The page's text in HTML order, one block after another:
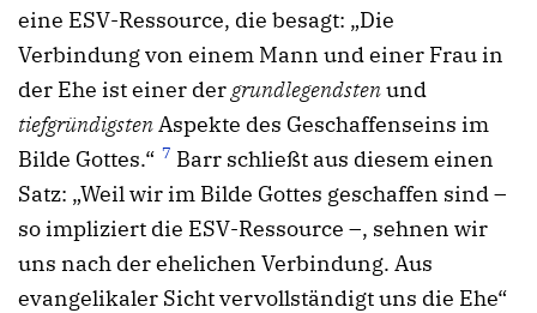
eine ESV-Ressource, die besagt: „Die
Verbindung von einem Mann und einer Frau in
der Ehe ist einer der grundlegendstenund
tiefgründigstenAspekte des Geschaffenseins im
Bilde Gottes.“ 7 Barr schließt aus diesem einen
Satz: „Weil wir im Bilde Gottes geschaffen sind –
so impliziert die ESV-Ressource –, sehnen wir
uns nach der ehelichen Verbindung. Aus
evangelikaler Sicht vervollständigt uns die Ehe“